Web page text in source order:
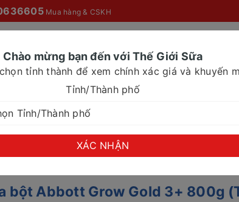
Mua hàng & CSKH
SỮA CHO NHU CẦU ĐẶC BIỆT
3+ 800g (Từ 3-6 tuổi)
bột Abbott Grow Gold 3+ 800g
Chào mừng bạn đến với Thế Giới Sữa
tỉnh thành để xem chính xác giá và khuyến
Tỉnh/Thành phố
XÁC NHẬN